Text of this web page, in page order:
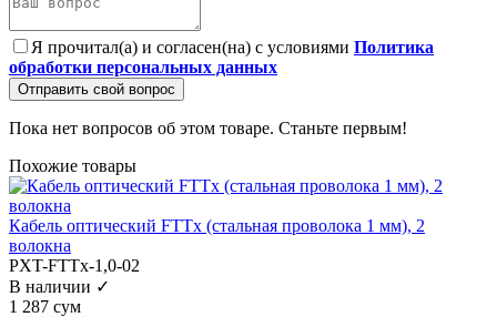
Я прочитал(а) и согласен(на) с условиями Политика
обработки персональных данных
Отправить свой вопрос
Пока нет вопросов об этом товаре. Станьте первым!
Похожие товары
Кабель оптический FTTx (стальная проволока 1 мм), 2
волокна
PXT-FTTx-1,0-02
В наличии ✓
1 287 сум